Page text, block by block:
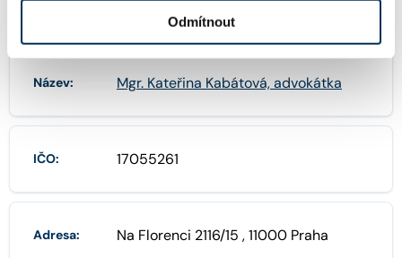
Odmítnout
Název: Mgr. Kateřina Kabátová, advokátka
IČO: 17055261
Adresa: Na Florenci 2116/15 , 11000 Praha